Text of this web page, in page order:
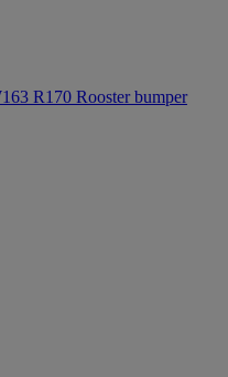
R170 Rooster bumper